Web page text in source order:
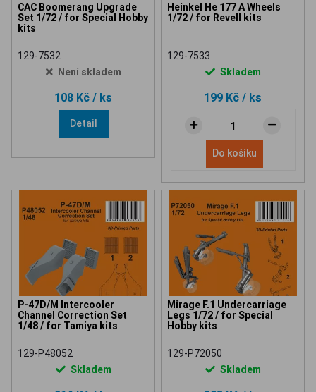
CAC Boomerang Upgrade
Set 1/72 / for Special Hobby
kits
129-7532
Není skladem
108 Kč / ks
Detail
Heinkel He 177 A Wheels
1/72 / for Revell kits
129-7533
Skladem
199 Kč / ks
Do košíku
P-47D/M Intercooler
Channel Correction Set
1/48 / for Tamiya kits
129-P48052
Skladem
Mirage F.1 Undercarriage
Legs 1/72 / for Special
Hobby kits
129-P72050
Skladem